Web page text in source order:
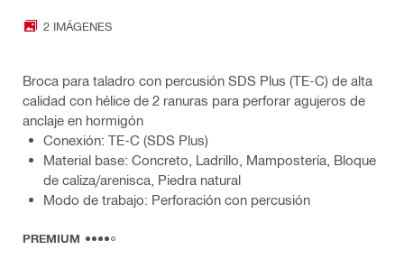
2 IMÁGENES
Broca para taladro con percusión SDS Plus (TE-C) de alta
calidad con hélice de 2 ranuras para perforar agujeros de
anclaje en hormigón
Conexión: TE-C (SDS Plus)
Material base: Concreto, Ladrillo, Mampostería, Bloque
de caliza/arenisca, Piedra natural
Modo de trabajo: Perforación con percusión
PREMIUM